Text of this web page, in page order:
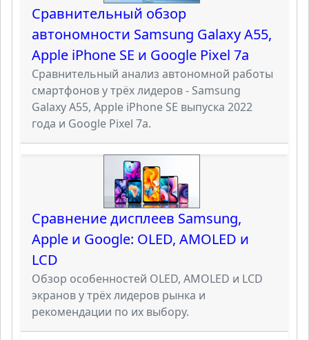
Сравнительный обзор
автономности Samsung Galaxy A55,
Apple iPhone SE и Google Pixel 7a
Сравнительный анализ автономной работы
смартфонов у трёх лидеров - Samsung
Galaxy A55, Apple iPhone SE выпуска 2022
года и Google Pixel 7a.
Сравнение дисплеев Samsung,
Apple и Google: OLED, AMOLED и
LCD
Обзор особенностей OLED, AMOLED и LCD
экранов у трёх лидеров рынка и
рекомендации по их выбору.